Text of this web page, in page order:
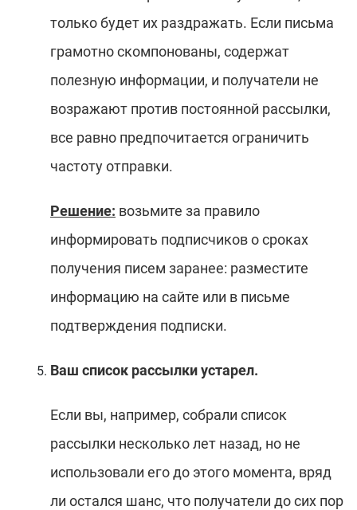
только будет их раздражать. Если письма
грамотно скомпонованы, содержат
полезную информации, и получатели не
возражают против постоянной рассылки,
все равно предпочитается ограничить
частоту отправки.
Решение: возьмите за правило
информировать подписчиков о сроках
получения писем заранее: разместите
информацию на сайте или в письме
подтверждения подписки.
Ваш список рассылки устарел.
Если вы, например, собрали список
рассылки несколько лет назад, но не
использовали его до этого момента, вряд
ли остался шанс, что получатели до сих пор